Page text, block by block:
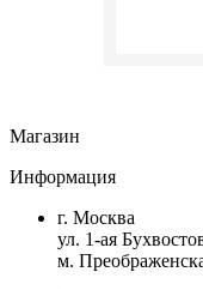
Магазин
Информация
г. Москва
ул. 1-ая
м.